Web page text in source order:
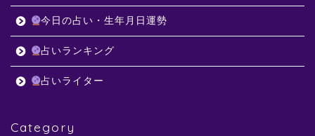
今日の占い・生年月日運勢
占いランキング
占いライター
Category